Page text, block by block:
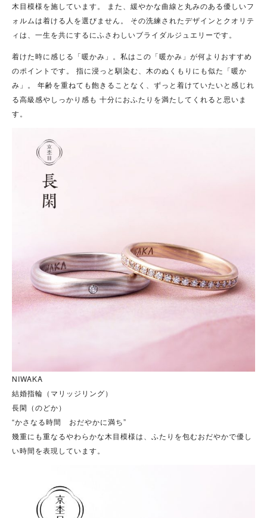
木目模様を施しています。 また、緩やかな曲線と丸みのある優しいフ
ォルムは着ける人を選びません。 その洗練されたデザインとクオリテ
ィは、一生を共にするにふさわしいブライダルジュエリーです。
着けた時に感じる「暖かみ」。私はこの「暖かみ」が何よりおすすめ
のポイントです。 指に浸っと馴染む、木のぬくもりにも似た「暖か
み」。 年齢を重ねても飽きることなく、ずっと着けていたいと感じれ
る高級感やしっかり感も 十分におふたりを満たしてくれると思いま
す。
NIWAKA
結婚指輪（マリッジリング）
長閑（のどか）
“かさなる時間 おだやかに満ち”
幾重にも重なるやわらかな木目模様は、ふたりを包むおだやかで優し
い時間を表現しています。